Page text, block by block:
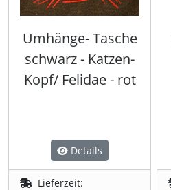
Umhänge- Tasche
schwarz - Katzen-
Kopf/ Felidae - rot
Details
Lieferzeit: